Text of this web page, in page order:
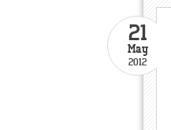
21
May
2012